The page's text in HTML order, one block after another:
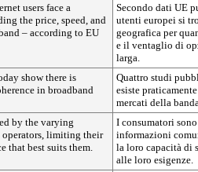
users face a
the price, speed, and
– according to EU
Secondo dati UE
utenti europei si
geografica per
e il ventaglio di
larga.
show there is
in broadband
Quattro studi
esiste
mercati della
by the varying
limiting their
that best suits them.
I consumatori
informazioni
la loro capacità di
alle loro esigenze.